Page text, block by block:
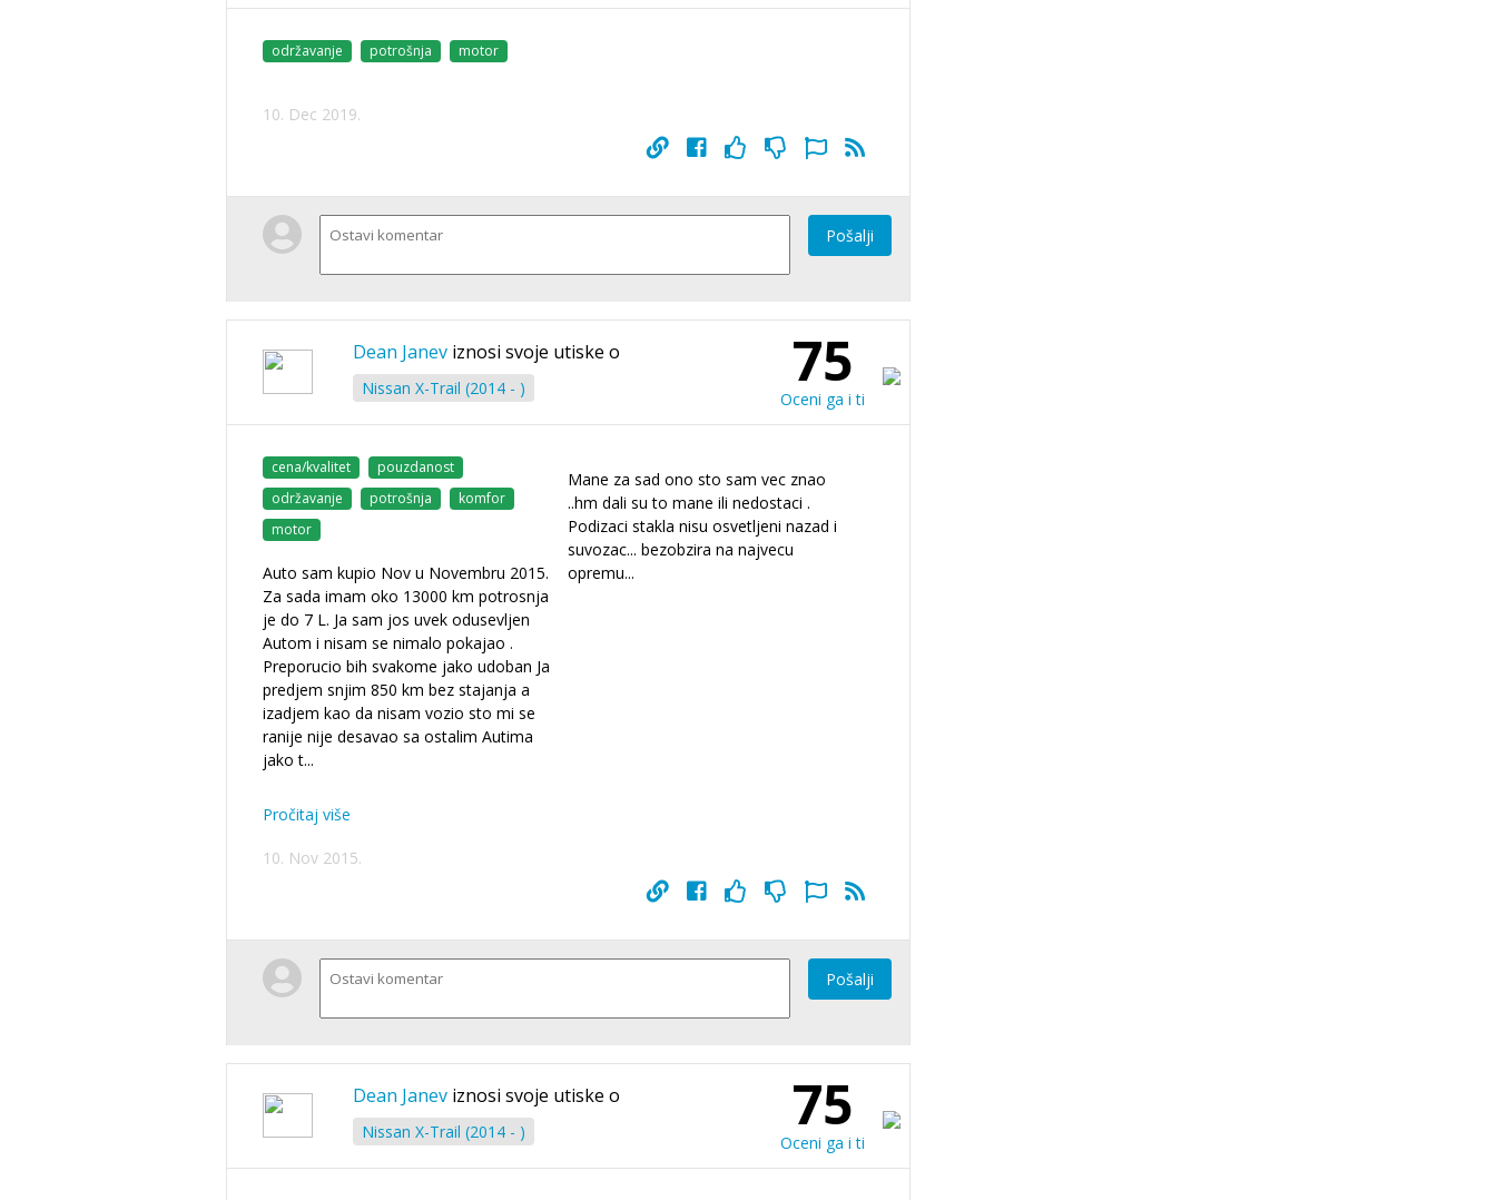
održavanje potrošnja motor
10. Dec 2019.
Pošalji
Dean Janev iznosi svoje utiske o
Nissan X-Trail (2014 - ) 75
Oceni ga i ti
cena/kvalitet
pouzdanost
održavanje
potrošnja
komfor
motor
Auto sam kupio Nov u Novembru 2015.
Za sada imam oko 13000 km potrosnja
je do 7 L. Ja sam jos uvek odusevljen
Autom i nisam se nimalo pokajao .
Preporucio bih svakome jako udoban Ja
predjem snjim 850 km bez stajanja a
izadjem kao da nisam vozio sto mi se
ranije nije desavao sa ostalim Autima
jako t...
Mane za sad ono sto sam vec znao
..hm dali su to mane ili nedostaci .
Podizaci stakla nisu osvetljeni nazad i
suvozac... bezobzira na najvecu
opremu...
Pročitaj više
10. Nov 2015.
Pošalji
Dean Janev iznosi svoje utiske o
Nissan X-Trail (2014 - ) 75
Oceni ga i ti